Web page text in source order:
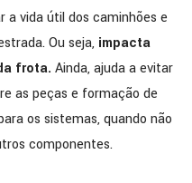
a vida útil dos caminhões e
Ou seja, impacta
frota. Ainda, ajuda a evitar
as peças e formação de
os sistemas, quando não
componentes.